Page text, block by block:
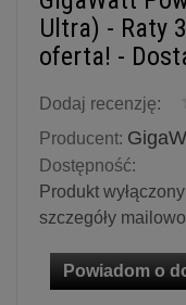
Ultra) - Raty
oferta! -
Dodaj recenzję:
Producent:
Dostępność:
Produkt
szczegóły
Powiadom o